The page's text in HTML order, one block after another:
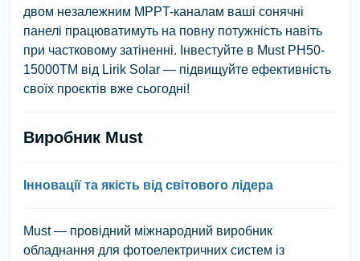
двом незалежним MPPT-каналам ваші сонячні
панелі працюватимуть на повну потужність навіть
при частковому затіненні. Інвестуйте в Must PH50-
15000TM від Lirik Solar — підвищуйте ефективність
своїх проєктів вже сьогодні!
Виробник Must
Інновації та якість від світового лідера
Must — провідний міжнародний виробник
обладнання для фотоелектричних систем із